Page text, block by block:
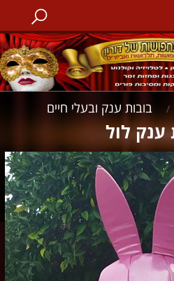
/ בובות ענק ובעלי חיים
ענק לול